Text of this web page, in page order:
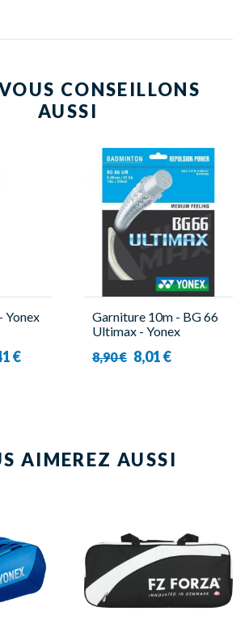
CONSEILLONS
AUSSI
Yonex
€
Garniture 10m - BG 66
Ultimax - Yonex
8,90 € 8,01 €
AIMEREZ AUSSI